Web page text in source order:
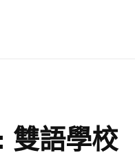
雙語學校